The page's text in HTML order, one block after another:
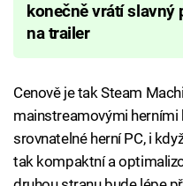
konečně vrátí slavný
na trailer
Cenově je tak Steam
mainstreamovými herními
srovnatelné herní PC, i
tak kompaktní a